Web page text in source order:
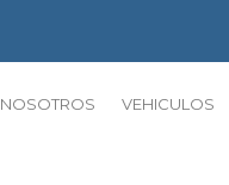
NOSOTROS VEHICULOS